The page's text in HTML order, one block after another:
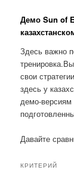
Демо Sun of
Здесь важно
свои
здесь у
демо-версиям
Давайте
КРИТЕРИЙ